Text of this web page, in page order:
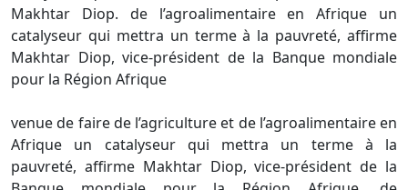
Makhtar Diop. de l’agroalimentaire en Afrique un
catalyseur qui mettra un terme à la pauvreté, affirme
Makhtar Diop, vice-président de la Banque mondiale
pour la Région Afrique
venue de faire de l’agriculture et de l’agroalimentaire en
Afrique un catalyseur qui mettra un terme à la
pauvreté, affirme Makhtar Diop, vice-président de la